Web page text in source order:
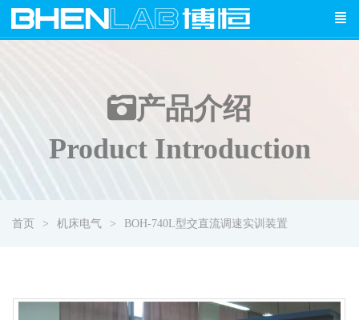
产品介绍
Product Introduction
首页 机床电气 BOH-740L型交直流调速实训装置